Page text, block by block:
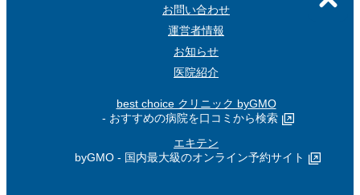
お問い合わせ
運営者情報
お知らせ
医院紹介
best choice クリニック byGMO
- おすすめの病院を口コミから検索
エキテン
byGMO - 国内最大級のオンライン予約サイト